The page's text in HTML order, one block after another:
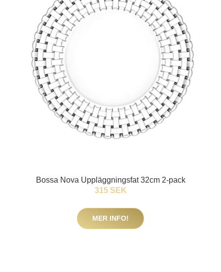
Bossa Nova Uppläggningsfat 32cm 2-pack
315 SEK
MER INFO!